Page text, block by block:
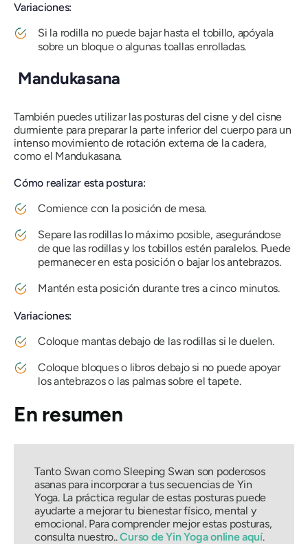
Variaciones:
Si la rodilla no puede bajar hasta el tobillo, apóyala
sobre un bloque o algunas toallas enrolladas.
Mandukasana
También puedes utilizar las posturas del cisne y del cisne
durmiente para preparar la parte inferior del cuerpo para un
intenso movimiento de rotación externa de la cadera,
como el Mandukasana.
Cómo realizar esta postura:
Comience con la posición de mesa.
Separe las rodillas lo máximo posible, asegurándose
de que las rodillas y los tobillos estén paralelos. Puede
permanecer en esta posición o bajar los antebrazos.
Mantén esta posición durante tres a cinco minutos.
Variaciones:
Coloque mantas debajo de las rodillas si le duelen.
Coloque bloques o libros debajo si no puede apoyar
los antebrazos o las palmas sobre el tapete.
En resumen
Tanto Swan como Sleeping Swan son poderosos
asanaspara incorporar a tus secuencias de Yin
Yoga. La práctica regular de estas posturas puede
ayudarte a mejorar tu bienestar físico, mental y
emocional. Para comprender mejor estas posturas,
consulta nuestro..Curso de Yin Yoga online aquí.